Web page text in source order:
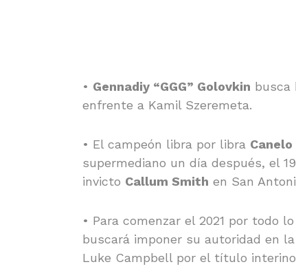
• Gennadiy “GGG” Golovkin busca
enfrente a Kamil Szeremeta.
• El campeón libra por libra
supermediano un día después, el
invicto Callum Smith en San
• Para comenzar el 2021 por todo
buscará imponer su autoridad en
Luke Campbell por el título interino